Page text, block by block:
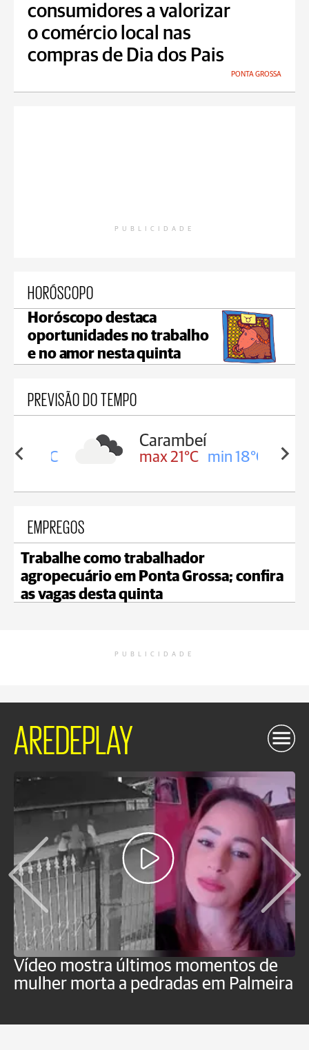
consumidores a valorizar
o comércio local nas
compras de Dia dos Pais
PONTA GROSSA
PUBLICIDADE
HORÓSCOPO
Horóscopo destaca
oportunidades no trabalho
e no amor nesta quinta
PREVISÃO DO TEMPO
19°C
Carambeí
max 21°C min 18°C
EMPREGOS
Trabalhe como trabalhador
agropecuário em Ponta Grossa; confira
as vagas desta quinta
PUBLICIDADE
AREDEPLAY
Vídeo mostra últimos momentos de
mulher morta a pedradas em Palmeira